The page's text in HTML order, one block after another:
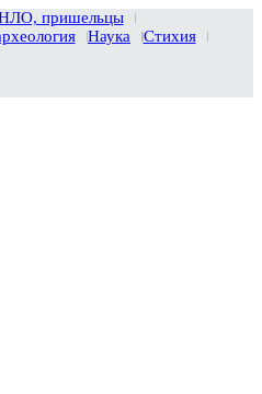
пришельцы
Наука
Стихия